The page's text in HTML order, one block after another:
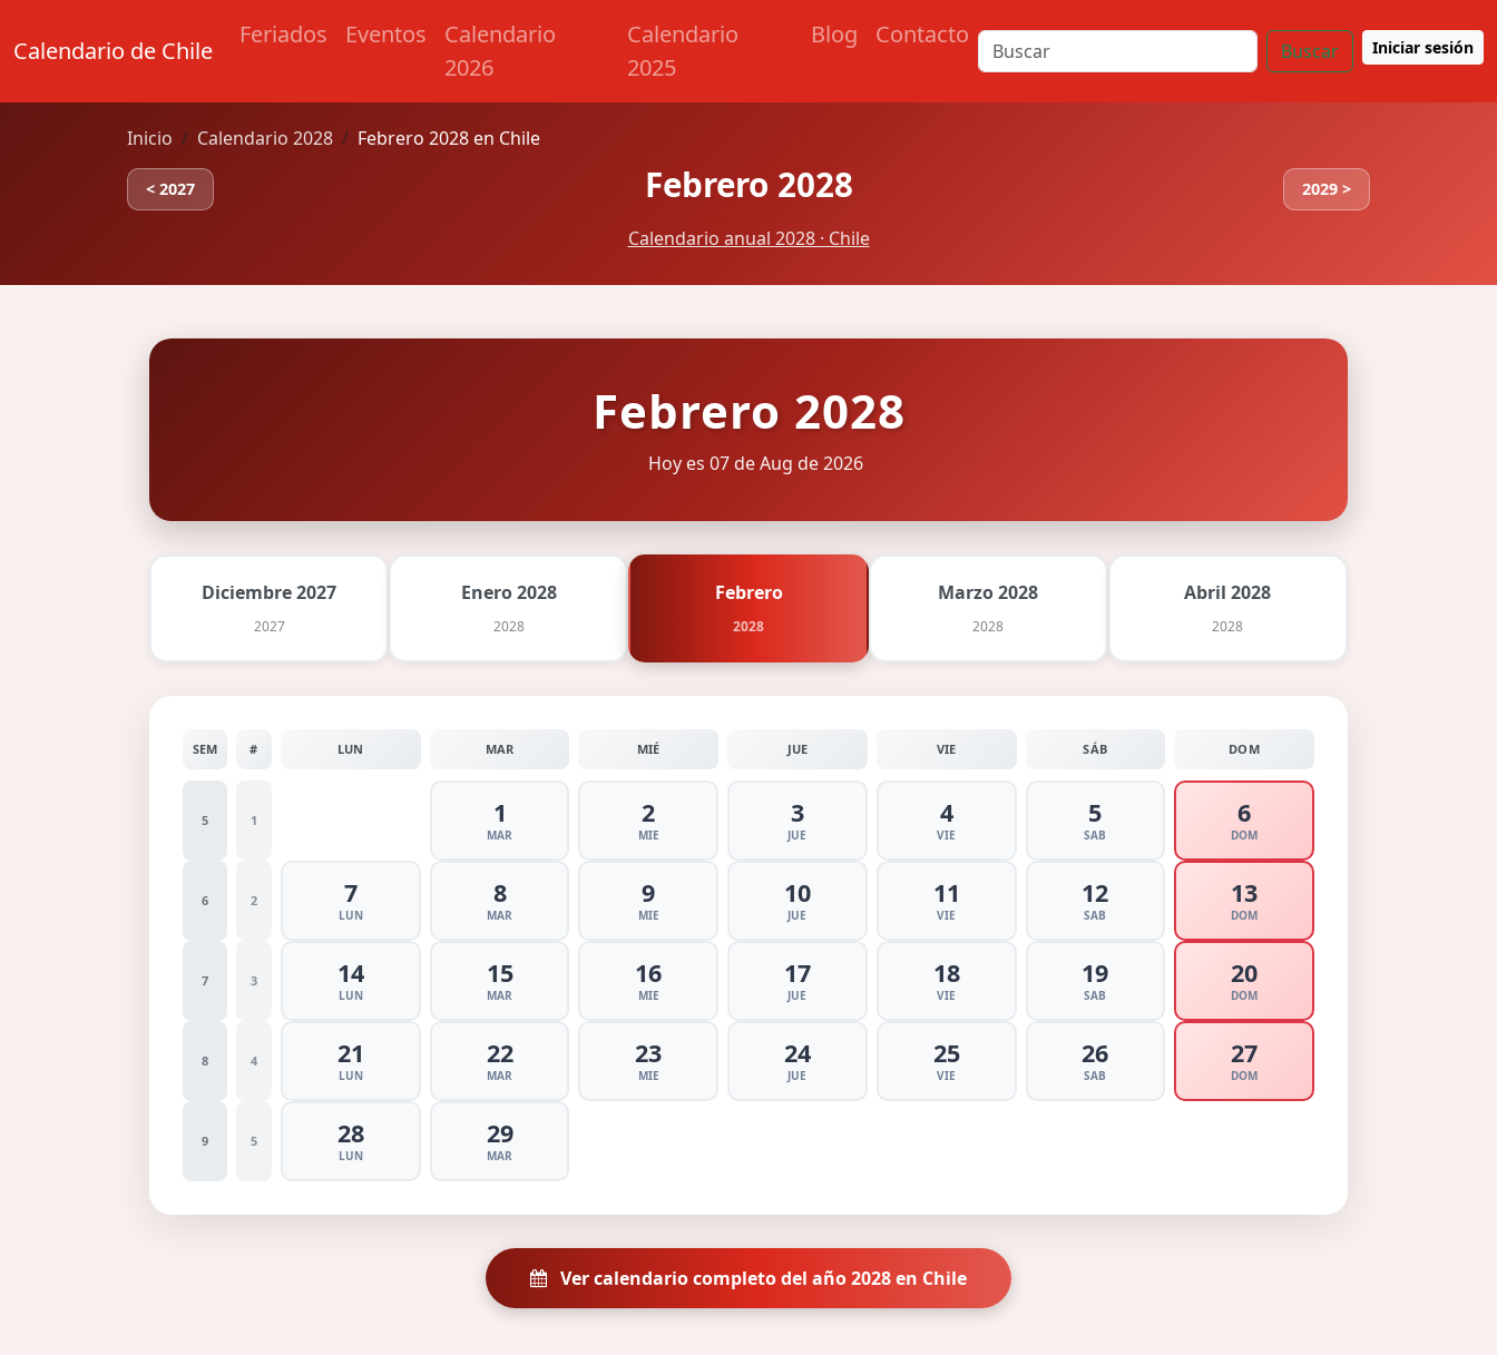
Calendario de Chile
Feriados Eventos
Calendario
2026
Calendario
2025
Blog Contacto
Buscar Iniciar sesión
Inicio Calendario 2028 Febrero 2028 en Chile
< 2027 Febrero 2028 2029 >
Calendario anual 2028 · Chile
Febrero 2028
Hoy es 07 de Aug de 2026
Diciembre 2027
2027
Enero 2028
2028
Febrero
2028
Marzo 2028
2028
Abril 2028
2028
SEM # LUN MAR MIÉ JUE VIE SÁB DOM
5 1 1
MAR
2
MIE
3
JUE
4
VIE
5
SAB
6
DOM
6 2 7
LUN
8
MAR
9
MIE
10
JUE
11
VIE
12
SAB
13
DOM
7 3 14
LUN
15
MAR
16
MIE
17
JUE
18
VIE
19
SAB
20
DOM
8 4 21
LUN
22
MAR
23
MIE
24
JUE
25
VIE
26
SAB
27
DOM
9 5 28
LUN
29
MAR
Ver calendario completo del año 2028 en Chile